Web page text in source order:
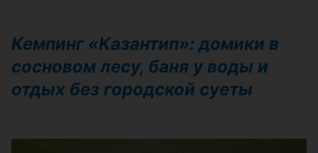
Кемпинг «Казантип»: домики в
сосновом лесу, баня у воды и
отдых без городской суеты